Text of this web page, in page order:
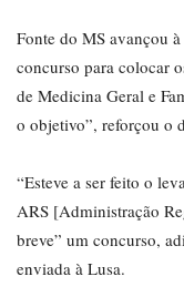
Fonte do MS avançou
concurso para colocar
de Medicina Geral e
o objetivo”, reforçou o
“Esteve a ser feito o
ARS [Administração
breve” um concurso,
enviada à Lusa.